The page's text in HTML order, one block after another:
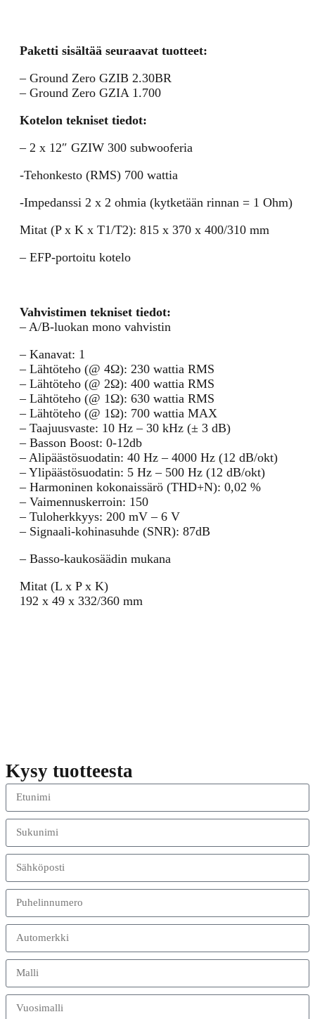
Paketti sisältää seuraavat tuotteet:
– Ground Zero GZIB 2.30BR
– Ground Zero GZIA 1.700
Kotelon tekniset tiedot:
– 2 x 12″ GZIW 300 subwooferia
-Tehonkesto (RMS) 700 wattia
-Impedanssi 2 x 2 ohmia (kytketään rinnan = 1 Ohm)
Mitat (P x K x T1/T2): 815 x 370 x 400/310 mm
– EFP-portoitu kotelo
Vahvistimen tekniset tiedot:
– A/B-luokan mono vahvistin
– Kanavat: 1
– Lähtöteho (@ 4Ω): 230 wattia RMS
– Lähtöteho (@ 2Ω): 400 wattia RMS
– Lähtöteho (@ 1Ω): 630 wattia RMS
– Lähtöteho (@ 1Ω): 700 wattia MAX
– Taajuusvaste: 10 Hz – 30 kHz (± 3 dB)
– Basson Boost: 0-12db
– Alipäästösuodatin: 40 Hz – 4000 Hz (12 dB/okt)
– Ylipäästösuodatin: 5 Hz – 500 Hz (12 dB/okt)
– Harmoninen kokonaissärö (THD+N): 0,02 %
– Vaimennuskerroin: 150
– Tuloherkkyys: 200 mV – 6 V
– Signaali-kohinasuhde (SNR): 87dB
– Basso-kaukosäädin mukana
Mitat (L x P x K)
192 x 49 x 332/360 mm
Kysy tuotteesta